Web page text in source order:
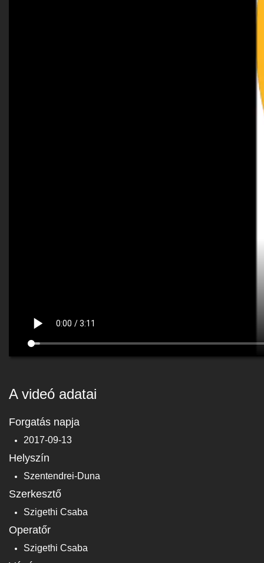
A videó adatai
Forgatás napja
2017-09-13
Helyszín
Szentendrei-Duna
Szerkesztő
Szigethi Csaba
Operatőr
Szigethi Csaba